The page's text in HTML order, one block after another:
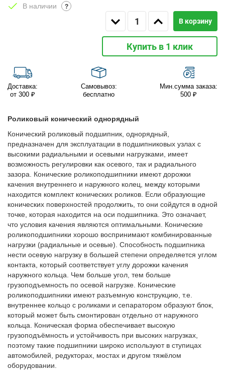
В наличии
?
В корзину
Купить в 1 клик
Доставка:
от 300 ₽
Самовывоз:
бесплатно
Мин.сумма заказа:
500 ₽
Роликовый конический однорядный
Конический роликовый подшипник, однорядный,
предназначен для эксплуатации в подшипниковых узлах с
высокими радиальными и осевыми нагрузками, имеет
возможность регулировки как осевого, так и радиального
зазора. Конические роликоподшипники имеют дорожки
качения внутреннего и наружного колец, между которыми
находится комплект конических роликов. Если образующие
конических поверхностей продолжить, то они сойдутся в одной
точке, которая находится на оси подшипника. Это означает,
что условия качения являются оптимальными. Конические
роликоподшипники хорошо воспринимают комбинированные
нагрузки (радиальные и осевые). Способность подшипника
нести осевую нагрузку в большей степени определяется углом
контакта, который соответствует углу дорожки качения
наружного кольца. Чем больше угол, тем больше
грузоподъемность по осевой нагрузке. Конические
роликоподшипники имеют разъемную конструкцию, т.е.
внутреннее кольцо с роликами и сепаратором образуют блок,
который может быть смонтирован отдельно от наружного
кольца. Коническая форма обеспечивает высокую
грузоподъёмность и устойчивость при высоких нагрузках,
поэтому такие подшипники широко используют в ступицах
автомобилей, редукторах, мостах и другом тяжёлом
оборудовании.